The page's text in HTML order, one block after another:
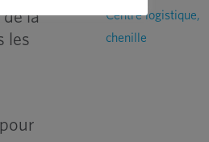
la
les
Centre logistique,
chenille